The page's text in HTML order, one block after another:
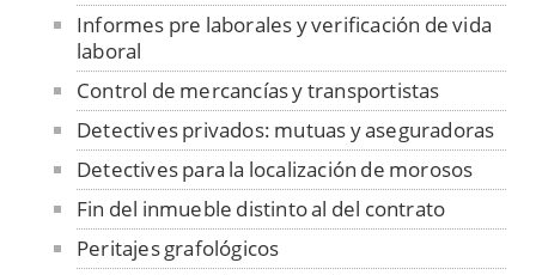
Informes pre laborales y verificación de vida
laboral
Control de mercancías y transportistas
Detectives privados: mutuas y aseguradoras
Detectives para la localización de morosos
Fin del inmueble distinto al del contrato
Peritajes grafológicos